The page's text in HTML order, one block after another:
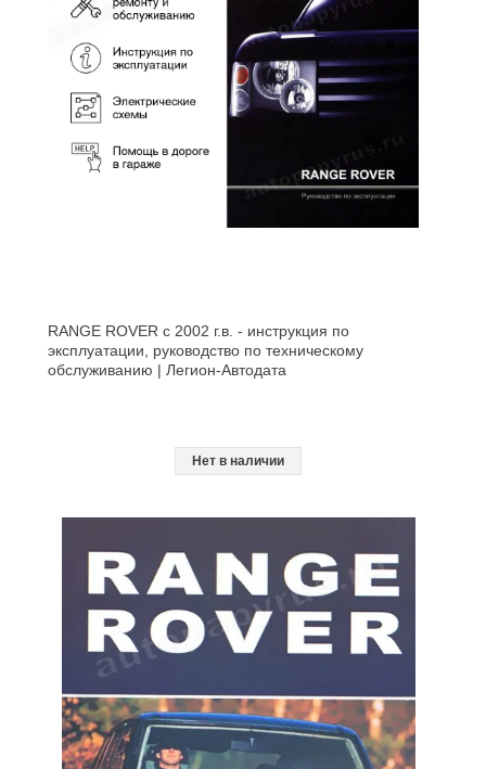
RANGE ROVER с 2002 г.в. - инструкция по
эксплуатации, руководство по техническому
обслуживанию | Легион-Aвтодата
Нет в наличии